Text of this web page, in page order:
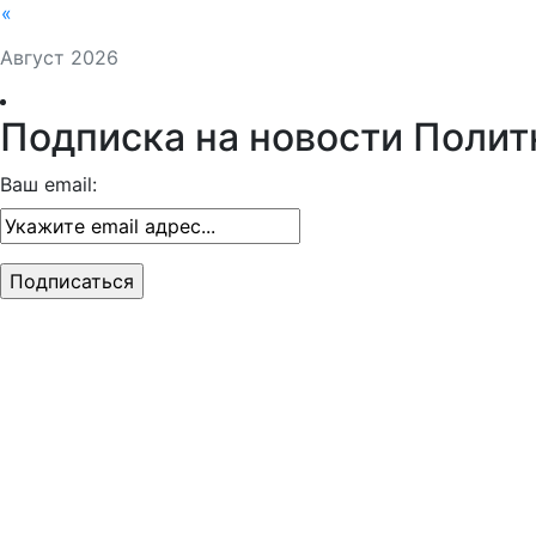
Август 2026
«
Подписка на новости
Ваш email: